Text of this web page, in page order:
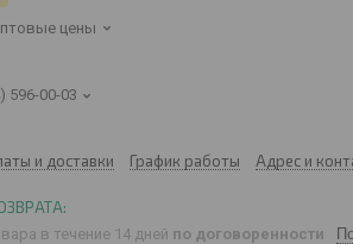
цены
596-00-03
и доставки График работы Адрес и
в течение 14 дней по договоренности